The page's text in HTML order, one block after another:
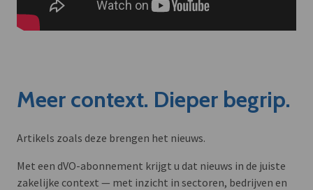
Meer context. Dieper begrip.
Artikels zoals deze brengen het nieuws.
Met een dVO-abonnement krijgt u dat nieuws in de juiste
zakelijke context — met inzicht in sectoren, bedrijven en